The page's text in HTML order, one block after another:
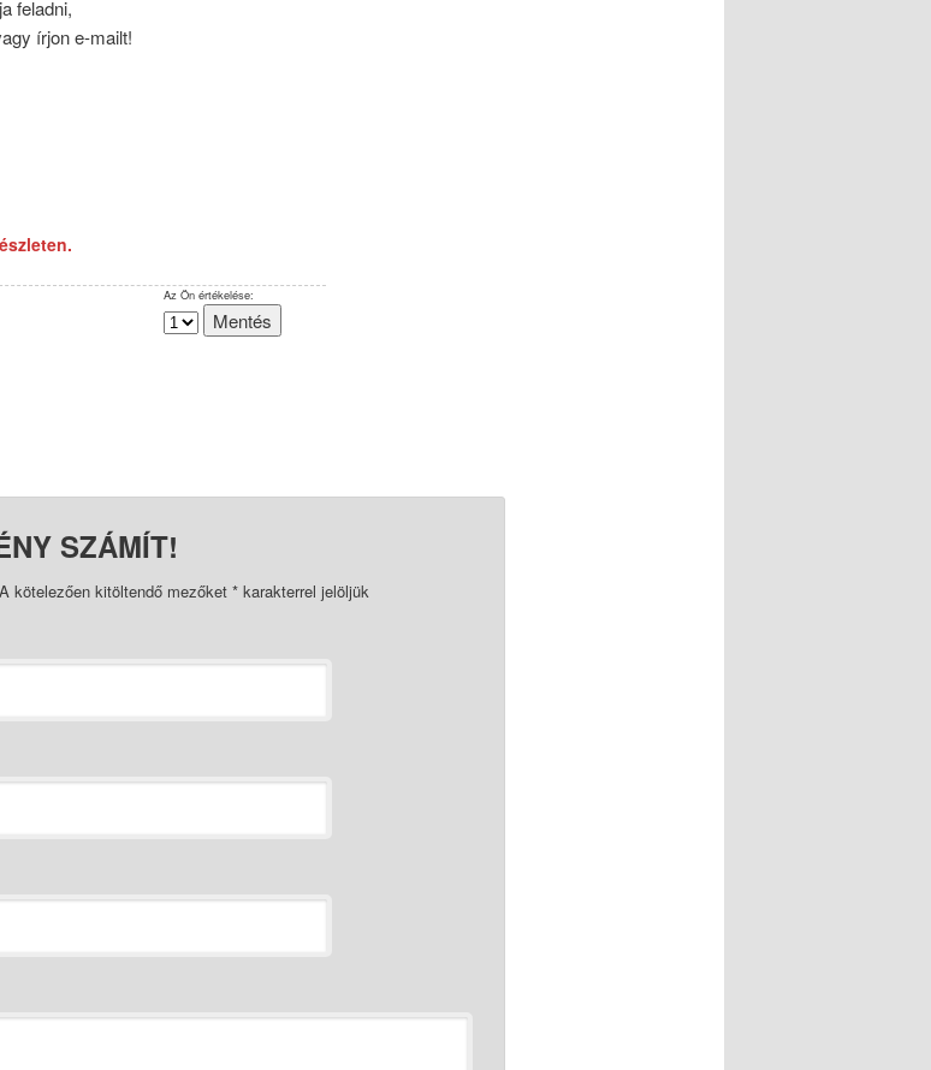
feladni,
írjon e-mailt!
Az Ön értékelése:
SZÁMÍT!
kötelezően kitöltendő mezőket *karakterrel jelöljük